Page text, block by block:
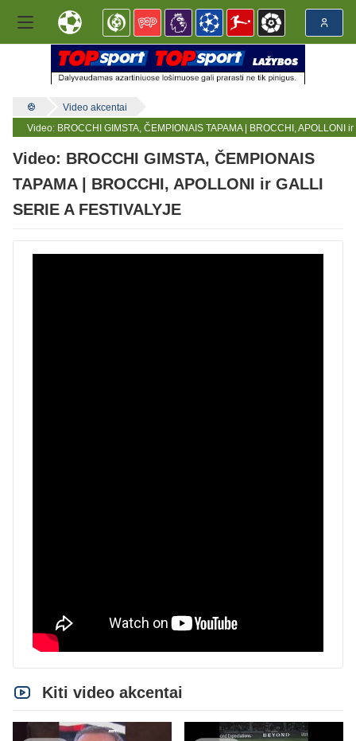
Video akcentai
Video: BROCCHI GIMSTA, ČEMPIONAIS TAPAMA | BROCCHI, APOLLONI
Video: BROCCHI GIMSTA, ČEMPIONAIS
TAPAMA | BROCCHI, APOLLONI ir GALLI
SERIE A FESTIVALYJE
Kiti video akcentai